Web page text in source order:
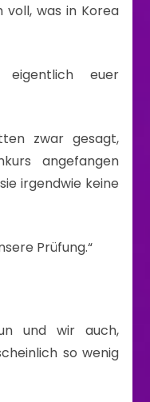
voll, was in Korea
euer
zwar gesagt,
angefangen
irgendwie keine
Prüfung.“
und wir auch,
so wenig